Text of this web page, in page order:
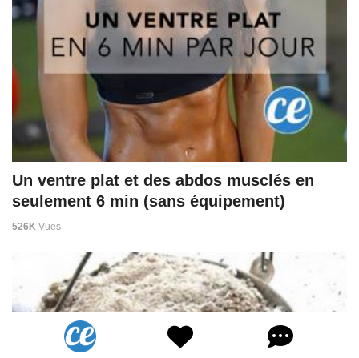
Un ventre plat et des abdos musclés en
seulement 6 min (sans équipement)
526K Vues